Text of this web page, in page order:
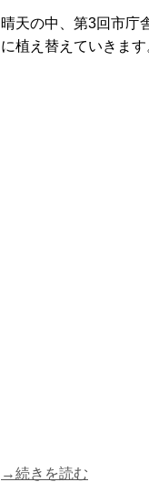
晴天の中、第3回市庁
に植え替えていきます
→続きを読む